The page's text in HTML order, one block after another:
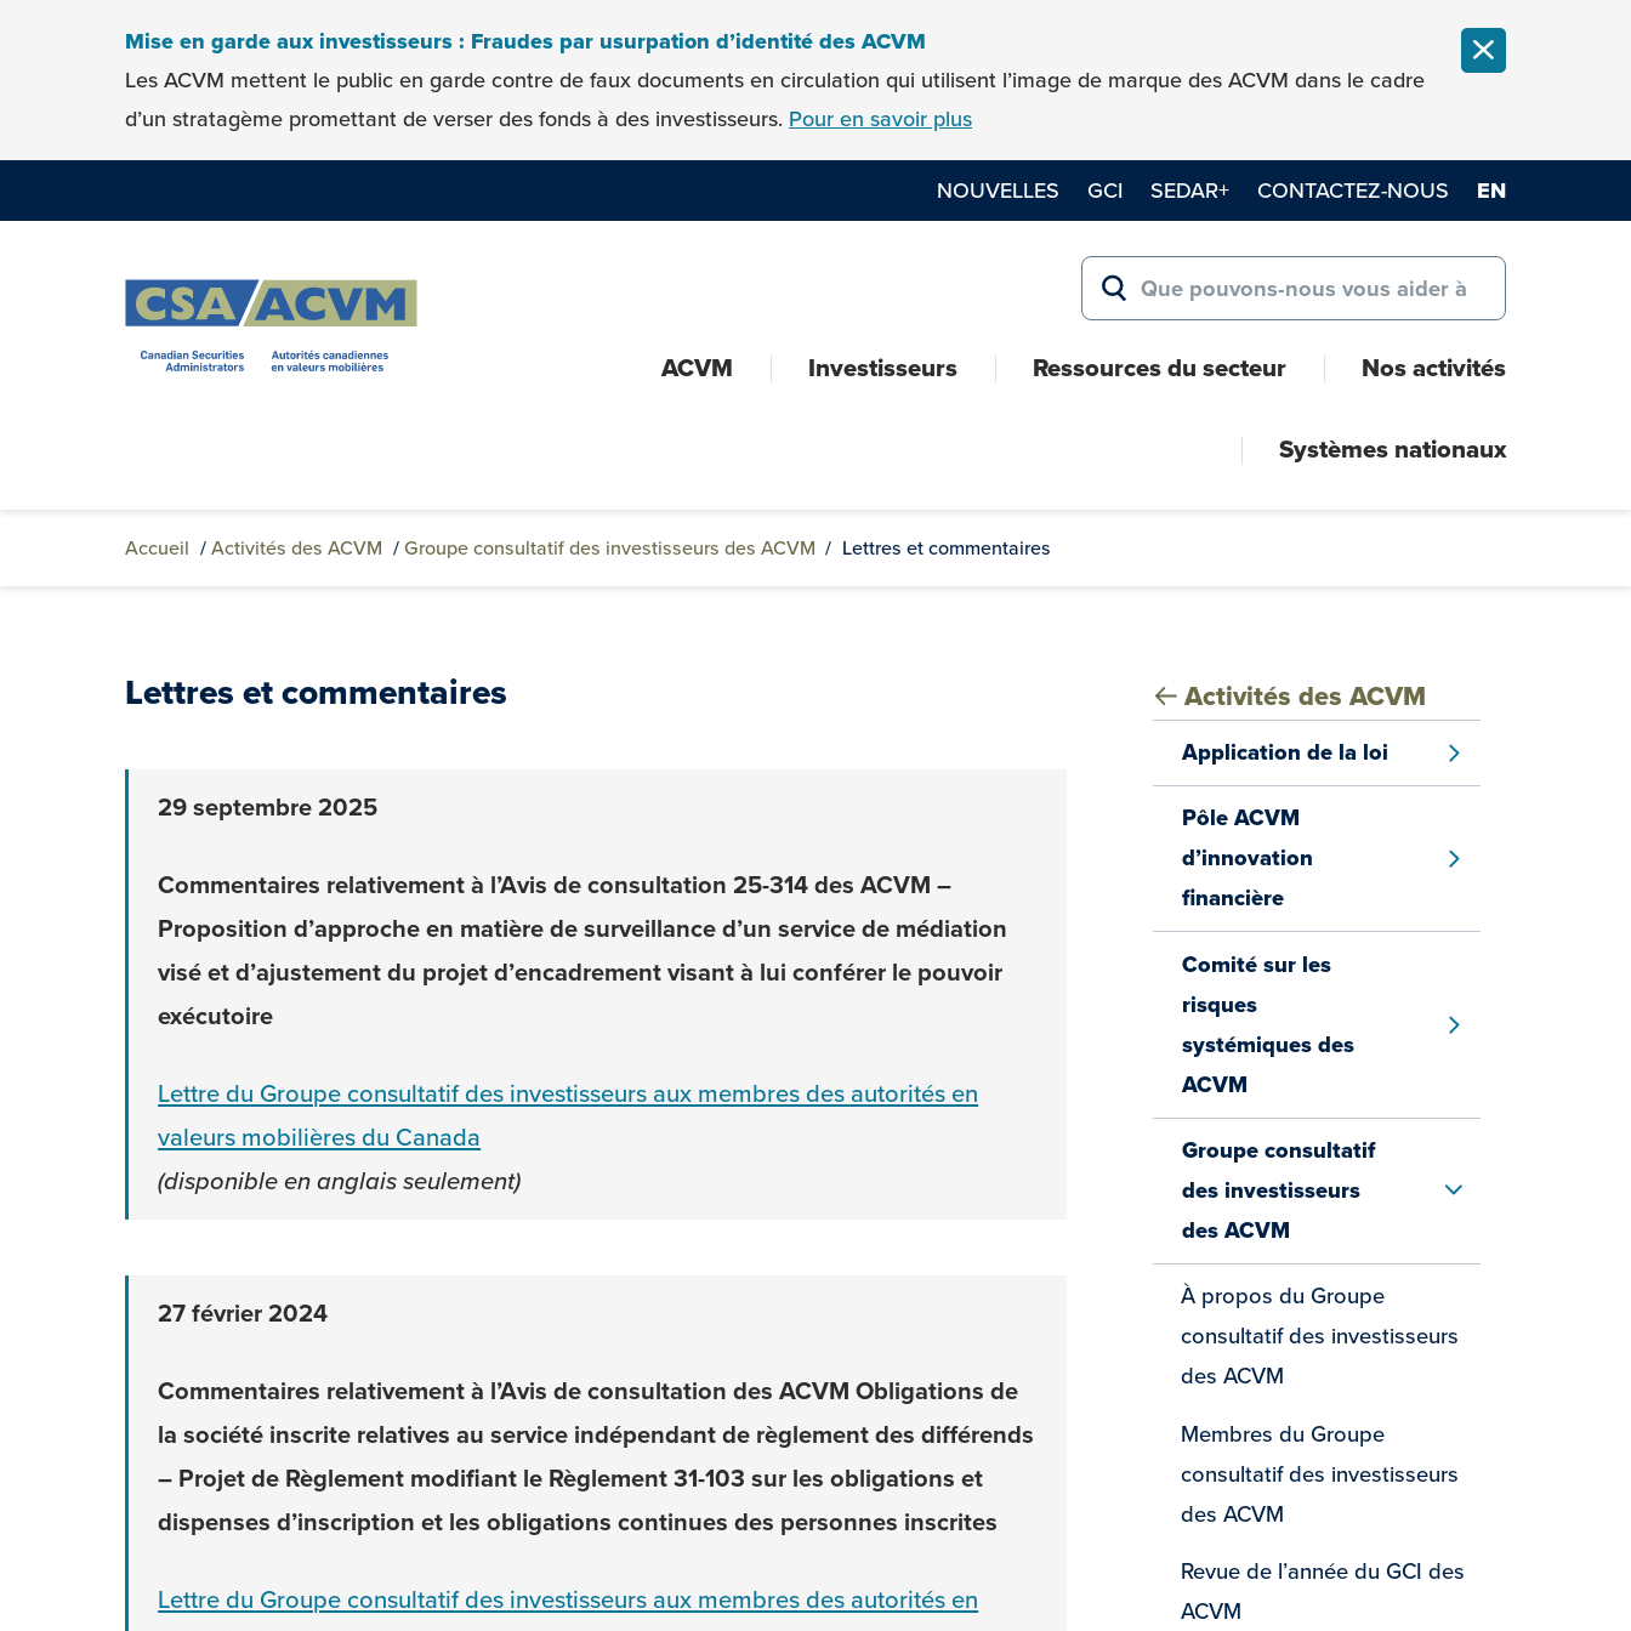
Skip to contentMise en garde aux investisseurs : Fraudes par usurpation d’identité des ACVM
Les ACVM mettent le public en garde contre de faux documents en circulation qui utilisent l’image de marque des ACVM dans le cadre
d’un stratagème promettant de verser des fonds à des investisseurs. Pour en savoir plus
FERMER LA
NOUVELLES GCI SEDAR+ CONTACTEZ-NOUS EN
Search for:
RECHERCHER
ACVM Investisseurs Ressources du secteur Nos activités
Systèmes nationaux
Accueil /Activités des ACVM /Groupe consultatif des investisseurs des ACVM / Lettres et commentaires
Activités des ACVM
SHOW MENU
Application de la loi
SHOW MENU
Pôle ACVM
d’innovation
financière
SHOW MENU
Comité sur les
risques
systémiques des
ACVM
HIDE MENU
Groupe consultatif
des investisseurs
des ACVM
À propos du Groupe
consultatif des investisseurs
des ACVM
Membres du Groupe
consultatif des investisseurs
des ACVM
Revue de l’année du GCI des
ACVM
Lettres et commentaires
29 septembre 2025
Commentaires relativement à l’Avis de consultation 25-314 des ACVM –
Proposition d’approche en matière de surveillance d’un service de médiation
visé et d’ajustement du projet d’encadrement visant à lui conférer le pouvoir
exécutoire
Lettre du Groupe consultatif des investisseurs aux membres des autorités en
valeurs mobilières du Canada
(disponible en anglais seulement)
27 février 2024
Commentaires relativement à l’Avis de consultation des ACVM Obligations de
la société inscrite relatives au service indépendant de règlement des différends
– Projet de Règlement modifiant le Règlement 31-103 sur les obligations et
dispenses d’inscription et les obligations continues des personnes inscrites
Lettre du Groupe consultatif des investisseurs aux membres des autorités en